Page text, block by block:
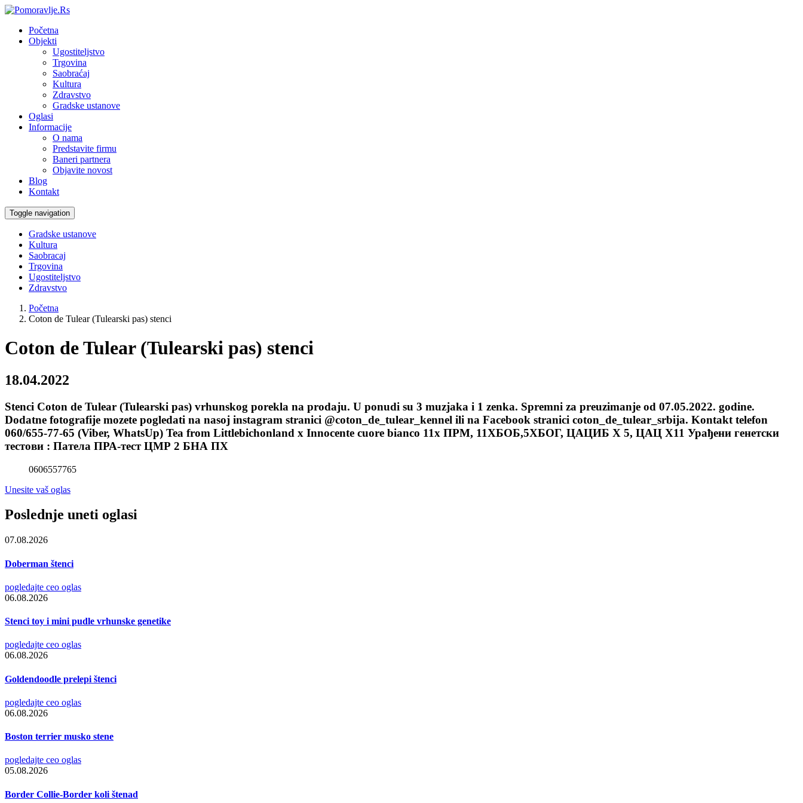
Početna
Objekti
Ugostiteljstvo
Trgovina
Saobraćaj
Kultura
Zdravstvo
Gradske ustanove
Oglasi
Informacije
O nama
Predstavite firmu
Baneri partnera
Objavite novost
Blog
Kontakt
Toggle navigation
Gradske ustanove
Kultura
Saobracaj
Trgovina
Ugostiteljstvo
Zdravstvo
Početna
Coton de Tulear (Tulearski pas) stenci
Coton de Tulear (Tulearski pas) stenci
18.04.2022
Stenci Coton de Tulear (Tulearski pas) vrhunskog porekla na prodaju. U ponudi su 3 muzjaka i 1 zenka. Spremni za preuzimanje od 07.05.2022. godine.
Dodatne fotografije mozete pogledati na nasoj instagram stranici @coton_de_tulear_kennel ili na Facebook stranici coton_de_tulear_srbija. Kontakt telefon
060/655-77-65 (Viber, WhatsUp) Tea from Littlebichonland x Innocente cuore bianco 11х ПРМ, 11ХБОБ,5ХБОГ, ЦАЦИБ Х 5, ЦАЦ Х11 Урађени генетски
тестови : Патела ПРА-тест ЦМР 2 БНА ПХ
0606557765
Unesite vaš oglas
Poslednje uneti oglasi
07.08.2026
Doberman štenci
pogledajte ceo oglas
06.08.2026
Stenci toy i mini pudle vrhunske genetike
pogledajte ceo oglas
06.08.2026
Goldendoodle prelepi štenci
pogledajte ceo oglas
06.08.2026
Boston terrier musko stene
pogledajte ceo oglas
05.08.2026
Border Collie-Border koli štenad